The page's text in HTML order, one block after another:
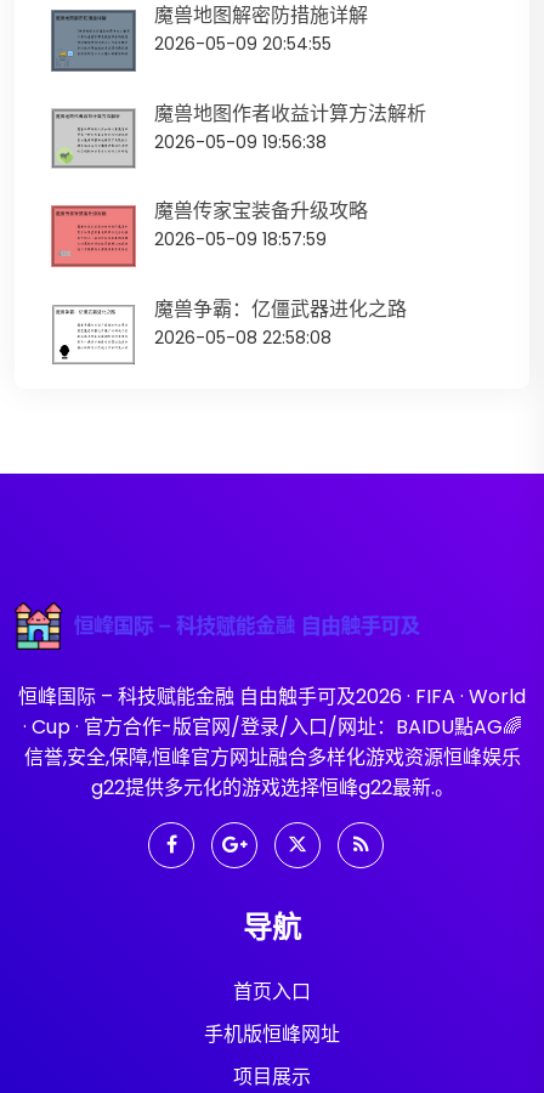
魔兽地图解密防措施详解
2026-05-09 20:54:55
魔兽地图作者收益计算方法解析
2026-05-09 19:56:38
魔兽传家宝装备升级攻略
2026-05-09 18:57:59
魔兽争霸：亿僵武器进化之路
2026-05-08 22:58:08
恒峰国际 – 科技赋能金融 自由触手可及2026 · FIFA · World
· Cup · 官方合作-版官网/登录/入口/网址：BAIDU點AG🌈
信誉,安全,保障,恒峰官方网址融合多样化游戏资源恒峰娱乐
g22提供多元化的游戏选择恒峰g22最新.。
导航
首页入口
手机版恒峰网址
项目展示